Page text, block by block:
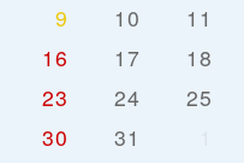
9
10 11
16
17 18
23
24 25
30
31